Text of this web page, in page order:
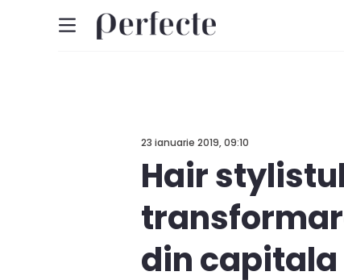
23 ianuarie 2019, 09:10
Hair
din capitala